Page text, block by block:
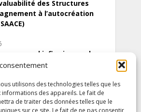
utilisons des technologies telles que les
des appareils. Le fait de
de traiter des données telles que le
sur ce site. Le fait de ne pas consentir
des Structures
à l’autocréation
personnel infirmier :quels
d’offre de soins pour